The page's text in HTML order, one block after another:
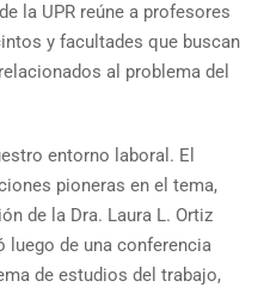
la UPR reúne a profesores
y facultades que buscan
al problema del
entorno laboral. El
pioneras en el tema,
de la Dra. Laura L. Ortiz
luego de una conferencia
de estudios del trabajo,